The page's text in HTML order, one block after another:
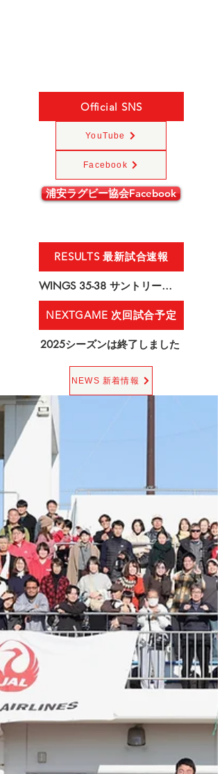
Official SNS
YouTube
Facebook
浦安ラグビー協会Facebook
RESULTS 最新試合速報
WINGS 35-38 サントリーフーズ
NEXTGAME 次回試合予定
2025シーズンは終了しました
NEWS 新着情報